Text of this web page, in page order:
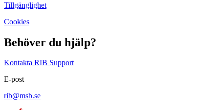
Tillgänglighet
Cookies
Behöver du hjälp?
Kontakta RIB Support
E-post
rib@msb.se